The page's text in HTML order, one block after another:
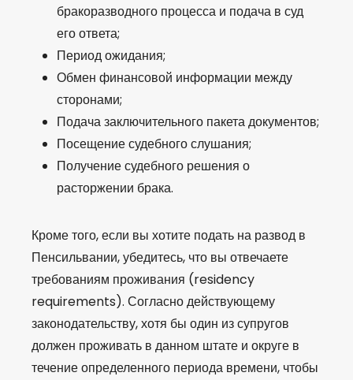
бракоразводного процесса и подача в суд
его ответа;
Период ожидания;
Обмен финансовой информации между
сторонами;
Подача заключительного пакета документов;
Посещение судебного слушания;
Получение судебного решения о
расторжении брака.
Кроме того, если вы хотите подать на развод в
Пенсильвании, убедитесь, что вы отвечаете
требованиям проживания (residency
requirements). Согласно действующему
законодательству, хотя бы один из супругов
должен проживать в данном штате и округе в
течение определенного периода времени, чтобы